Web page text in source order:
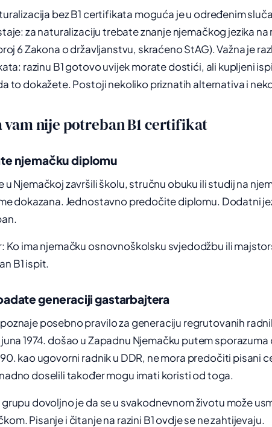
bez B1 certifikata moguća je u određenim
za naturalizaciju trebate znanje njemačkog jezika na
6 Zakona o državljanstvu, skraćeno StAG). Važna je
razinu B1 gotovo uvijek morate dostići, ali kupljeni
to dokažete. Postoji nekoliko priznatih alternativa i
vam nije potreban B1 certifikat
njemačku diplomu
u Njemačkoj završili školu, stručnu obuku ili studij na
dokazana. Jednostavno predočite diplomu. Dodatni
Ko ima njemačku osnovnoškolsku svjedodžbu ili
B1 ispit.
generaciji gastarbajtera
posebno pravilo za generaciju regrutovanih
1974. došao u Zapadnu Njemačku putem sporazuma
kao ugovorni radnik u DDR, ne mora predočiti pisani
doselili također mogu imati koristi od toga.
grupu dovoljno je da se u svakodnevnom životu može
Pisanje i čitanje na razini B1 ovdje se ne zahtijevaju.